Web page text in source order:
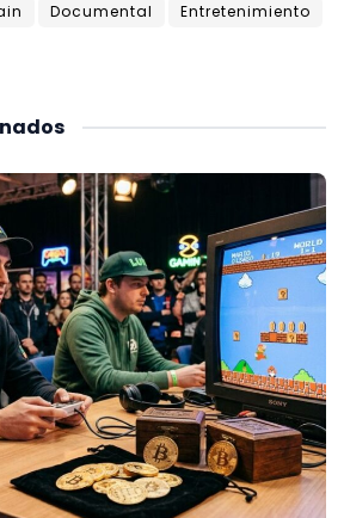
Documental
Entretenimiento